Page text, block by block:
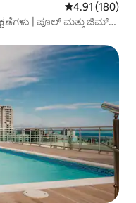
5 ರಲ್ಲಿ 4.91
4.91 (180)
| ಪೂಲ್ ಮತ್ತು ಜಿಮ್